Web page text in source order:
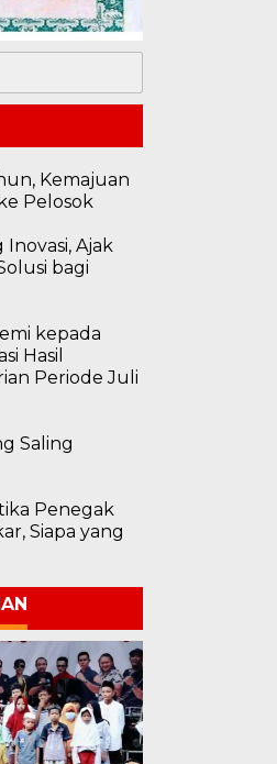
Kemajuan
Pelosok
Ajak
bagi
kepada
Hasil
Periode Juli
Saling
Penegak
Siapa yang